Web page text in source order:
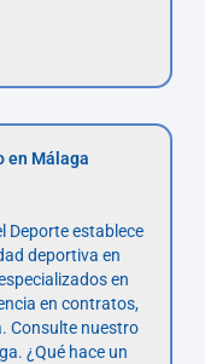
en Málaga
Deporte establece
deportiva en
en
en contratos,
Consulte nuestro
¿Qué hace un